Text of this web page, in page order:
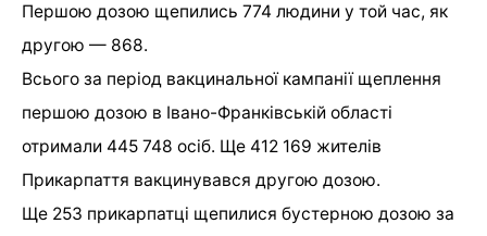
Першою дозою щепились 774 людини у той час, як
другою — 868.
Всього за період вакцинальної кампанії щеплення
першою дозою в Івано-Франківській області
отримали 445 748 осіб. Ще 412 169 жителів
Прикарпаття вакцинувався другою дозою.
Ще 253 прикарпатці щепилися бустерною дозою за